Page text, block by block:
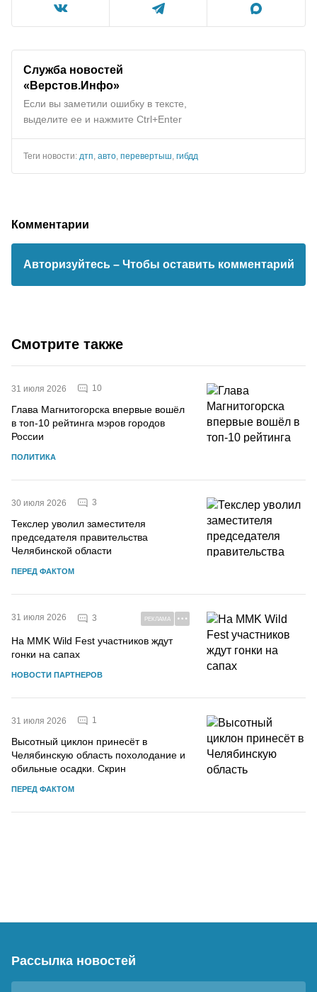
Служба новостей
«Верстов.Инфо»
Если вы заметили ошибку в тексте,
выделите ее и нажмите Ctrl+Enter
Теги новости: дтп авто перевертыш гибдд
Комментарии
Авторизуйтесь – Чтобы оставить комментарий
Смотрите также
31 июля 2026 10
Глава Магнитогорска впервые вошёл
в топ-10 рейтинга мэров городов
России
ПОЛИТИКА
30 июля 2026 3
Текслер уволил заместителя
председателя правительства
Челябинской области
ПЕРЕД ФАКТОМ
31 июля 2026 3 РЕКЛАМА
На MMK Wild Fest участников ждут
гонки на сапах
НОВОСТИ ПАРТНЕРОВ
31 июля 2026 1
Высотный циклон принесёт в
Челябинскую область похолодание и
обильные осадки. Скрин
ПЕРЕД ФАКТОМ
Рассылка новостей